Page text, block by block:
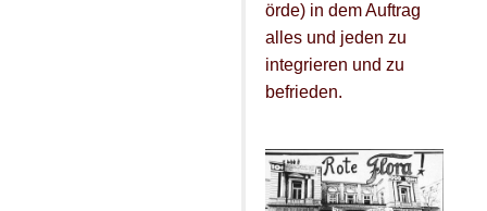
örde) in dem Auftrag
alles und jeden zu
integrieren und zu
befrieden.